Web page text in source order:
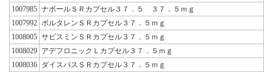
1007985 ナボールＳＲカプセル３７．５ ３７．５ｍｇ
1007992 ボルタレンＳＲカプセル３７．５ｍｇ
1008005 サビスミンＳＲカプセル３７．５ｍｇ
1008029 アデフロニックＬカプセル３７．５ｍｇ
1008036 ダイスパスＳＲカプセル３７．５ｍｇ